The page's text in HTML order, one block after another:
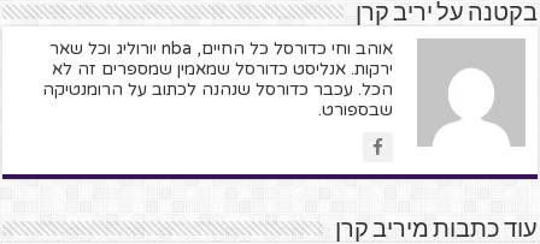
בקטנה על יריב קרן
אוהב וחי כדורסל כל החיים, nba יורוליג וכל שאר
ירקות. אנליסט כדורסל שמאמין שמספרים זה לא
הכל. עכבר כדורסל שנהנה לכתוב על הרומנטיקה
שבספורט.
עוד כתבות מיריב קרן